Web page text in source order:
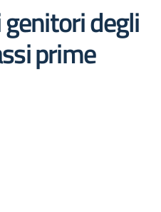
degli
prime